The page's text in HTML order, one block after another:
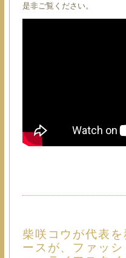
是非ご覧ください。
柴咲コウが代表
ースが、ファッ